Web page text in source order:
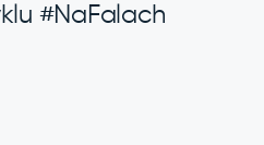
#NaFalach